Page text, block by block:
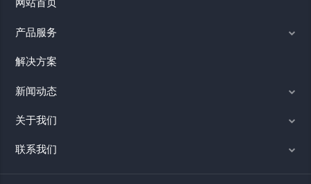
网站首页
产品服务
解决方案
新闻动态
关于我们
联系我们